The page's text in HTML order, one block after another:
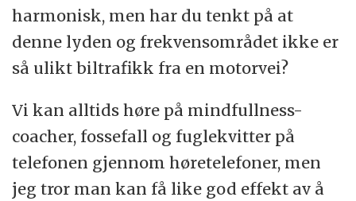
harmonisk, men har du tenkt på at
denne lyden og frekvensområdet ikke er
så ulikt biltrafikk fra en motorvei?
Vi kan alltids høre på mindfullness-
coacher, fossefall og fuglekvitter på
telefonen gjennom høretelefoner, men
jeg tror man kan få like god effekt av å